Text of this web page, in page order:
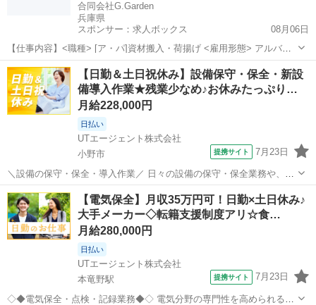
合同会社G.Garden
兵庫県
スポンサー：求人ボックス
08月06日
【仕事内容】<職種> [ア・パ]資材搬入・荷揚げ <雇用形態> アルバイ
ト・パート <給与> [ア・パ]日給13,000円～25,500円 交通費:全額支給
社内規定あり 夜間・早朝手当 昇給あり 月3回払い(10日、20日、末
日...
アルバイト・パート
【日勤＆土日祝休み】設備保守・保全・新設
備導入作業★残業少なめ♪お休みたっぷり…
月給228,000円
日払い
UTエージェント株式会社
小野市
提携サイト 7月23日
＼設備の保守・保全・導入作業／ 日々の設備の保守・保全業務や、新
設備導入時の作業など、幅広い業務をお任せします。 安定した日々の
作業で、最新設備導入にも携わります。 ＜具体的には…＞ ◆設備の保
守作業 ◆保全業務 ◆新し...
兵庫 小野市 生産管理
【電気保全】月収35万円可！日勤×土日休み♪
大手メーカー◇転籍支援制度アリ☆食…
月給280,000円
日払い
UTエージェント株式会社
本竜野駅
提携サイト 7月23日
◇◆電気保全・点検・記録業務◆◇ 電気分野の専門性を高められるお